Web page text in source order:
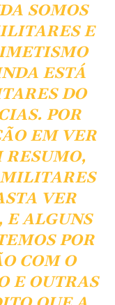
SOMOS
E
ESTÁ
DO
POR
EM VER
RESUMO,
VER
E ALGUNS
POR
COM O
E OUTRAS